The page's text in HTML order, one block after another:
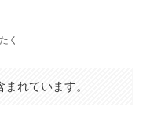
たく
れています。